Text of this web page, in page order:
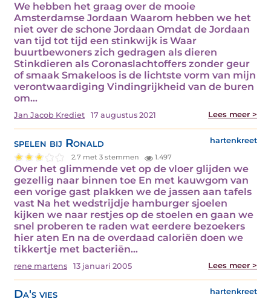
We hebben het graag over de mooie
Amsterdamse Jordaan Waarom hebben we het
niet over de schone Jordaan Omdat de Jordaan
van tijd tot tijd een stinkwijk is Waar
buurtbewoners zich gedragen als dieren
Stinkdieren als Coronaslachtoffers zonder geur
of smaak Smakeloos is de lichtste vorm van mijn
verontwaardiging Vindingrijkheid van de buren
om…
Jan Jacob Krediet 17 augustus 2021 Lees meer >
spelen bij Ronald hartenkreet
2.7 met 3 stemmen 1.497
Over het glimmende vet op de vloer glijden we
gezellig naar binnen toe En met kauwgom van
een vorige gast plakken we de jassen aan tafels
vast Na het wedstrijdje hamburger sjoelen
kijken we naar restjes op de stoelen en gaan we
snel proberen te raden wat eerdere bezoekers
hier aten En na de overdaad caloriën doen we
tikkertje met bacteriën…
rene martens 13 januari 2005 Lees meer >
Da's vies hartenkreet